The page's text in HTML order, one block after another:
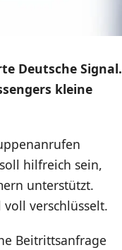
Deutsche Signal.
kleine
hilfreich sein,
unterstützt.
verschlüsselt.
Beitrittsanfrage